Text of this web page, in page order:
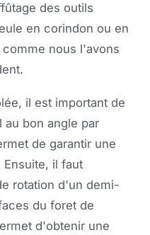
des outils
en corindon ou en
nous l'avons
il est important de
au bon angle par
de garantir une
il faut
rotation d'un demi-
du foret de
d'obtenir une